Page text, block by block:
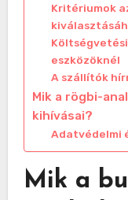
Kritériumok
eszközöknél
A szállítók
Mik a rögbi-
kihívásai?
Adatvédelmi
Mik a